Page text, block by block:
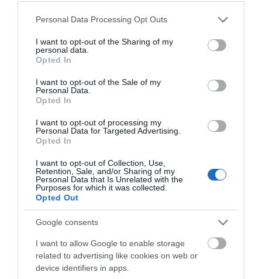
Please note that this website/app uses one or more Google
not limited to your visit or usage behaviour. You may click to
grant or deny consent to Google and its third-party tags to
use your data for below specified purposes in below Google
consent section.
Personal Data Processing Opt Outs
I want to opt-out of the Sharing of my
personal data.
Opted In
I want to opt-out of the Sale of my
Personal Data.
Opted In
I want to opt-out of processing my
Personal Data for Targeted Advertising.
Opted In
I want to opt-out of Collection, Use,
Retention, Sale, and/or Sharing of my
Personal Data that Is Unrelated with the
Purposes for which it was collected.
Opted Out
Google consents
I want to allow Google to enable storage
related to advertising like cookies on web or
device identifiers in apps.
06.08.2026 | 16:30
Εύβοια: Τέλος στις παράνομες
χωματερές – Έρχονται πρόστιμα
για όσους πετούν ογκώδη
απορρίμματα
06.08.2026 | 16:15
Προφυλακιστέος ο Αφγανός για
τη δολοφονία της Βρετανίδας –
Συγκλονιστική κατάθεση της
συζύγου του 28χρονου
06.08.2026 | 16:00
Νέα εποχή για την Εύβοια:
Μονοπάτια μέσα σε μαγευτικό
δάσος
06.08.2026 | 15:45
e – ΕΦΚΑ και ΔΥΠΑ: Ποιοι
πληρώνονται έως και αύριο
ΠΕΡΙΣΣΟΤΕΡΑ ΑΠΟ ΕΙΔΗΣΕΙΣ ΕΥΒΟΙΑ